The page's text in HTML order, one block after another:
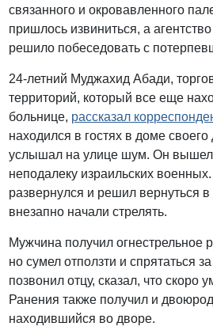
связанного и окровавленного
пришлось извиниться, а
решило побеседовать с
24-летний Муджахид Абади,
территорий, который все еще
больнице, рассказал
находился в гостях в доме
услышал на улице шум. Он вышел
неподалеку израильских
развернулся и решил вернуться
внезапно начали стрелять.
Мужчина получил огнестрельное
но сумел отползти и спрятаться
позвонил отцу, сказал, что скоро
Ранения также получил и
находившийся во дворе.